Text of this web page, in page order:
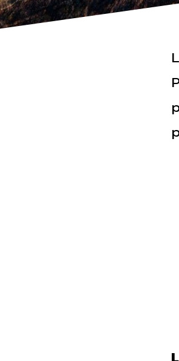
Espace